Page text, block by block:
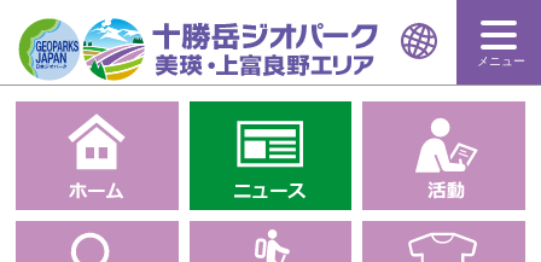
メニュー